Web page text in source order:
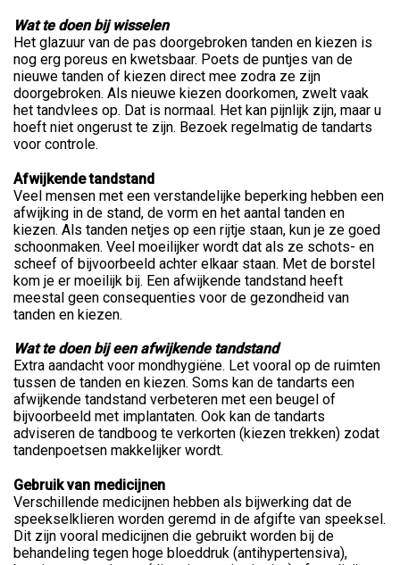
Wat te doen bij wisselen
Het glazuur van de pas doorgebroken tanden en kiezen is
nog erg poreus en kwetsbaar. Poets de puntjes van de
nieuwe tanden of kiezen direct mee zodra ze zijn
doorgebroken. Als nieuwe kiezen doorkomen, zwelt vaak
het tandvlees op. Dat is normaal. Het kan pijnlijk zijn, maar u
hoeft niet ongerust te zijn. Bezoek regelmatig de tandarts
voor controle.
Afwijkende tandstand
Veel mensen met een verstandelijke beperking hebben een
afwijking in de stand, de vorm en het aantal tanden en
kiezen. Als tanden netjes op een rijtje staan, kun je ze goed
schoonmaken. Veel moeilijker wordt dat als ze schots- en
scheef of bijvoorbeeld achter elkaar staan. Met de borstel
kom je er moeilijk bij. Een afwijkende tandstand heeft
meestal geen consequenties voor de gezondheid van
tanden en kiezen.
Wat te doen bij een afwijkende tandstand
Extra aandacht voor mondhygiëne. Let vooral op de ruimten
tussen de tanden en kiezen. Soms kan de tandarts een
afwijkende tandstand verbeteren met een beugel of
bijvoorbeeld met implantaten. Ook kan de tandarts
adviseren de tandboog te verkorten (kiezen trekken) zodat
tandenpoetsen makkelijker wordt.
Gebruik van medicijnen
Verschillende medicijnen hebben als bijwerking dat de
speekselklieren worden geremd in de afgifte van speeksel.
Dit zijn vooral medicijnen die gebruikt worden bij de
behandeling tegen hoge bloeddruk (antihypertensiva),